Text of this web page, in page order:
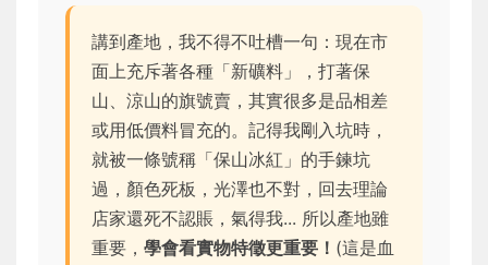
講到產地，我不得不吐槽一句：現在市
面上充斥著各種「新礦料」，打著保
山、涼山的旗號賣，其實很多是品相差
或用低價料冒充的。記得我剛入坑時，
就被一條號稱「保山冰紅」的手鍊坑
過，顏色死板，光澤也不對，回去理論
店家還死不認賬，氣得我... 所以產地雖
重要， 學會看實物特徵更重要！ (這是血